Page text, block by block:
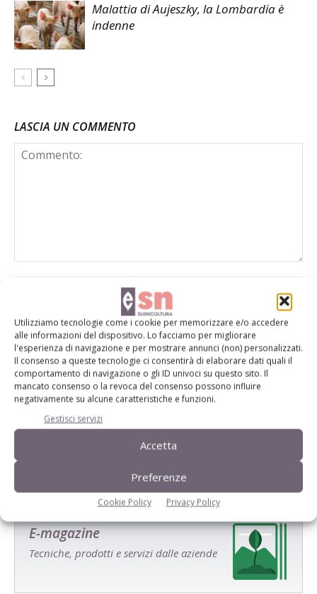
Utilizziamo tecnologie come i cookie per memorizzare e/o accedere
alle informazioni del dispositivo. Lo facciamo per migliorare
l'esperienza di navigazione e per mostrare annunci (non) personalizzati.
Il consenso a queste tecnologie ci consentirà di elaborare dati quali il
comportamento di navigazione o gli ID univoci su questo sito. Il
mancato consenso o la revoca del consenso possono influire
negativamente su alcune caratteristiche e funzioni.
Gestisci servizi
Accetta
Preferenze
Cookie Policy Privacy Policy
Malattia di Aujeszky, la Lombardia è
indenne
LASCIA UN COMMENTO
Salva il mio nome, email e sito web in questo browser per la
prossima volta che commento.
E-magazine
Tecniche, prodotti e servizi dalle aziende